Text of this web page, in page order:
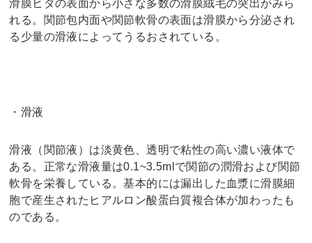
滑膜ヒダの表面から小さな多数の滑膜絨毛の突出がみら
れる。関節包内面や関節軟骨の表面は滑膜から分泌され
る少量の滑液によってうるおされている。
・滑液
滑液（関節液）は淡黄色、透明で粘性の高い濃い液体で
ある。正常な滑液量は0.1~3.5mlで関節の潤滑および関節
軟骨を栄養している。基本的には漏出した血漿に滑膜細
胞で産生されたヒアルロン酸蛋白質複合体が加わったも
のである。